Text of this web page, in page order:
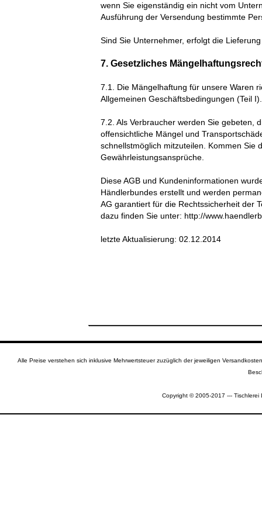
wenn Sie eigenständig ein nicht vom
Ausführung der Versendung bestimmte
Sind Sie Unternehmer, erfolgt die
7. Gesetzliches
7.1. Die Mängelhaftung für unsere Waren
Allgemeinen Geschäftsbedingungen (Teil I).
7.2. Als Verbraucher werden Sie gebeten,
offensichtliche Mängel und
schnellstmöglich mitzuteilen. Kommen Sie
Gewährleistungsansprüche.
Diese AGB und Kundeninformationen
Händlerbundes erstellt und werden
AG garantiert für die Rechtssicherheit der
dazu finden Sie unter: http://
letzte Aktualisierung: 02.12.2014
Alle Preise verstehen sich inklusive Mehrwertsteuer zuzüglich der jeweiligen
Copyright © 2005-2017 --- Tischlerei